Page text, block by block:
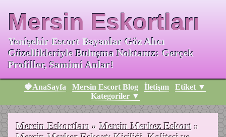
Mersin Eskortları
Yenişehir Escort Bayanlar Göz Alıcı
Güzellikleriyle Buluşma Noktanız: Gerçek
Profiller, Samimi Anlar!
🍓AnaSayfa Mersin Escort Blog İletişım
Etiket ▼
Kategoriler ▼
Mersin Eskortları »Mersin Merkez Eskort »